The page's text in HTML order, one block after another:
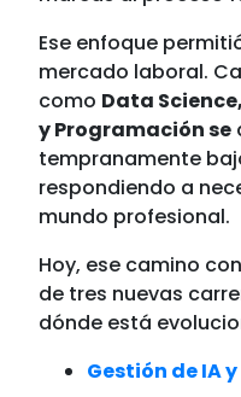
Ese enfoque
mercado laboral.
como Data
y Programación se
tempranamente
respondiendo a
mundo profesional.
Hoy, ese camino
de tres nuevas
dónde está
Gestión de IA